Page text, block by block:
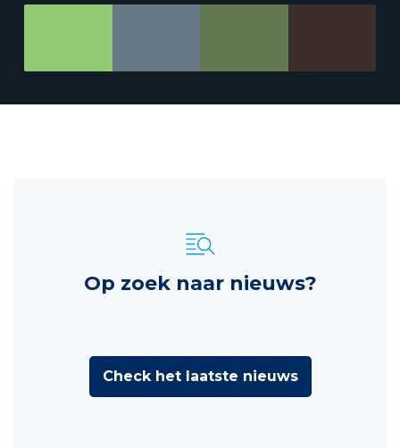
Op zoek naar nieuws?
Check het laatste nieuws